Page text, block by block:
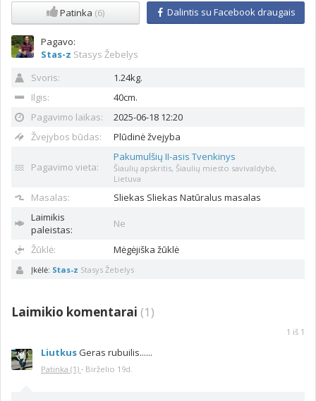
Patinka (6) Dalintis su Facebook draugais
Pagavo:
Stas-z Stasys Žebelys
Svoris:
1.24kg.
Ilgis:
40cm.
Pagavimo laikas:
2025-06-18 12:20
Žvejybos būdas:
Plūdinė žvejyba
Pagavimo vieta:
Pakumulšių II-asis Tvenkinys
Šiaulių apskritis, Šiaulių miesto savivaldybė,
Lietuva
Masalas: Sliekas Sliekas Natūralus masalas
Laimikis
paleistas:
Ne
Žūklė: Mėgėjiška žūklė
Įkėlė: Stas-z Stasys Žebelys
Laimikio komentarai (1)
1 iš 1
LiutkusGeras rubuilis......
Patinka (1) · Birželio 19d.